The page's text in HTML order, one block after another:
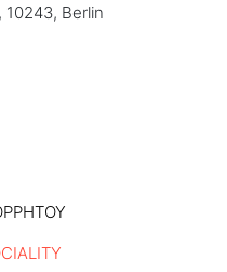
10243, Berlin